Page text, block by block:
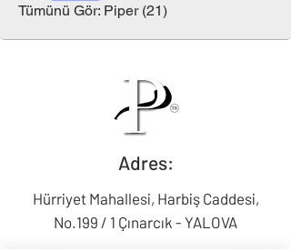
Tümünü Gör: Piper (21)
Adres:
Hürriyet Mahallesi, Harbiş Caddesi,
No.199 / 1 Çınarcık - YALOVA